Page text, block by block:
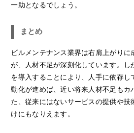
一助となるでしょう。
まとめ
ビルメンテナンス業界は右肩上がりに
が、人材不足が深刻化しています。し
を導入することにより、人手に依存し
動化が進めば、近い将来人材不足もカ
た、従来にはないサービスの提供や技
けにもなりえます。